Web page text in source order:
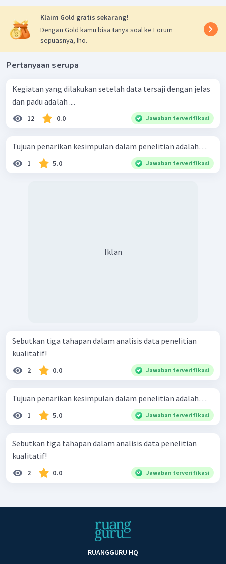
Klaim Gold gratis sekarang!
Dengan Gold kamu bisa tanya soal ke Forum
sepuasnya, lho.
Pertanyaan serupa
Kegiatan yang dilakukan setelah data tersaji dengan jelas
dan padu adalah ....
12 0.0 Jawaban terverifikasi
Tujuan penarikan kesimpulan dalam penelitian adalah…
1 5.0 Jawaban terverifikasi
Iklan
Sebutkan tiga tahapan dalam analisis data penelitian
kualitatif!
2 0.0 Jawaban terverifikasi
Tujuan penarikan kesimpulan dalam penelitian adalah…
1 5.0 Jawaban terverifikasi
Sebutkan tiga tahapan dalam analisis data penelitian
kualitatif!
2 0.0 Jawaban terverifikasi
RUANGGURU HQ